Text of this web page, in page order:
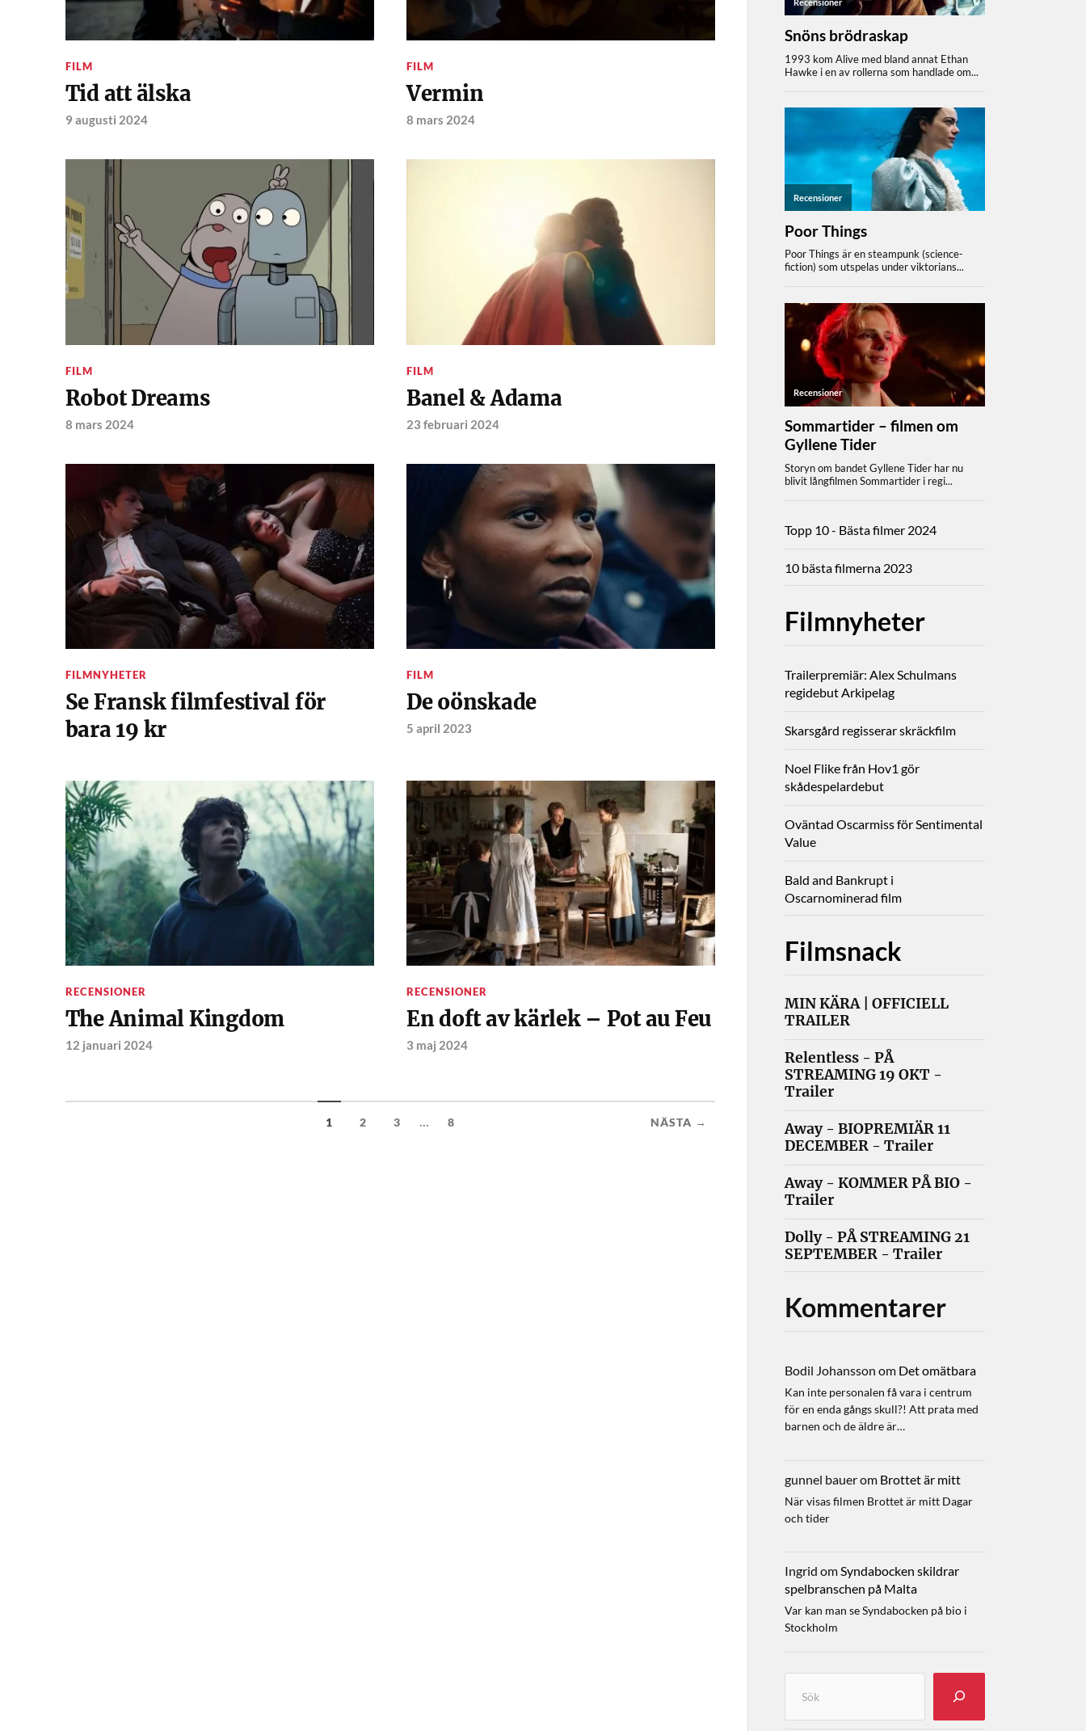
FILM
Tid att älska
9 augusti 2024
FILM
Vermin
8 mars 2024
FILM
Robot Dreams
8 mars 2024
FILM
Banel & Adama
23 februari 2024
FILMNYHETER
Se Fransk filmfestival för
bara 19 kr
FILM
De oönskade
5 april 2023
RECENSIONER
The Animal Kingdom
12 januari 2024
RECENSIONER
En doft av kärlek – Pot au Feu
3 maj 2024
1 2 3 ... 8 NÄSTA →
Topp 10 - Bästa filmer 2024
10 bästa filmerna 2023
Filmnyheter
Trailerpremiär: Alex Schulmans
regidebut Arkipelag
Skarsgård regisserar skräckfilm
Noel Flike från Hov1 gör
skådespelardebut
Oväntad Oscarmiss för Sentimental
Value
Bald and Bankrupt i
Oscarnominerad film
Filmsnack
MIN KÄRA | OFFICIELL
TRAILER
Relentless - PÅ
STREAMING 19 OKT -
Trailer
Away - BIOPREMIÄR 11
DECEMBER - Trailer
Away - KOMMER PÅ BIO -
Trailer
Dolly - PÅ STREAMING 21
SEPTEMBER - Trailer
Kommentarer
Bodil Johansson om Det omätbara
Kan inte personalen få vara i centrum
för en enda gångs skull?! Att prata med
barnen och de äldre är…
gunnel bauerom Brottet är mitt
När visas filmen Brottet är mitt Dagar
och tider
Ingrid omSyndabocken skildrar
spelbranschen på Malta
Var kan man se Syndabocken på bio i
Stockholm